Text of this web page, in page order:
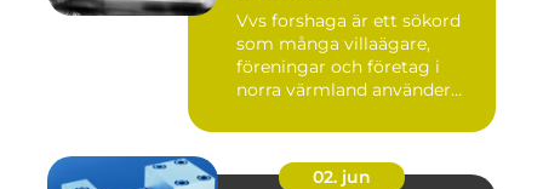
Vvs forshaga är ett sökord
som många villaägare,
föreningar och företag i
norra värmland använder
02. jun